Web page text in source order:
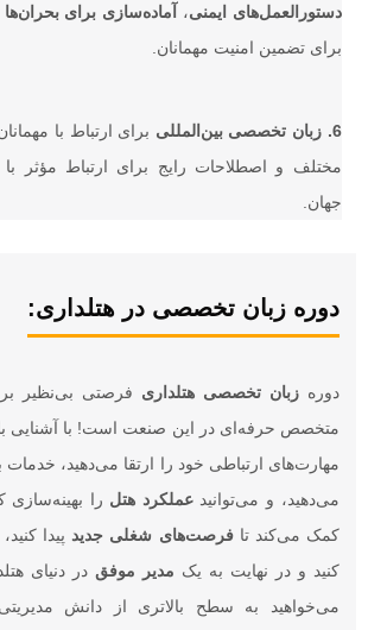
دستورالعمل‌های ایمنی، آماده‌سازی برای بحران‌ها
برای تضمین امنیت مهمانان.
6. زبان تخصصی بین‌المللی
برای ارتباط با
مختلف و اصطلاحات رایج برای ارتباط مؤثر
جهان.
دوره زبان تخصصی در هتلداری:
دورهزبان تخصصی هتلداری فرصتی بی‌نظیر
متخصص حرفه‌ای در این صنعت است! با آشنایی
مهارت‌های ارتباطی خود را ارتقا می‌دهید، خدمات
می‌دهید، و می‌توانیدعملکرد هتل را بهینه‌سازی
کمک می‌کند تافرصت‌های شغلی جدید پیدا کنید،
کنید و در نهایت به یک مدیر موفق در دنیای
می‌خواهید به سطح بالاتری از دانش